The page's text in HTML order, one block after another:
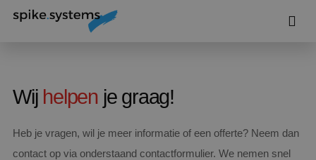
Wij helpen je graag!
Heb je vragen, wil je meer informatie of een offerte? Neem dan
contact op via onderstaand contactformulier. We nemen snel